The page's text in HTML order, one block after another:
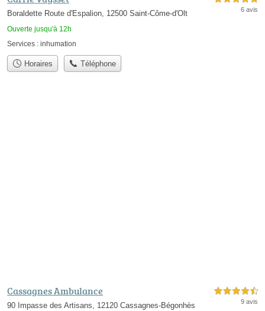
Boraldette Route d'Espalion, 12500 Saint-Côme-d'Olt
Ouverte jusqu'à 12h
6 avis
Services : inhumation
Horaires Téléphone
Cassagnes Ambulance
90 Impasse des Artisans, 12120 Cassagnes-Bégonhès
4,5 étoiles sur 5
9 avis